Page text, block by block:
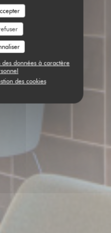
données à caractère
des cookies